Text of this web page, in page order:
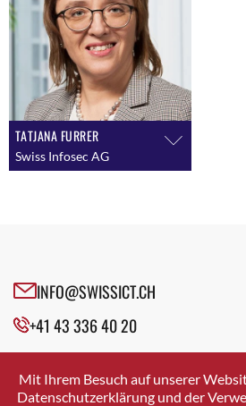
TATJANA FURRER
Swiss Infosec AG
INFO@SWISSICT.CH
+41 43 336 40 20
SWISSICT
VULKANSTRASSE 120
8048 ZURICH
Mit Ihrem Besuch auf unserer
Datenschutzerklärung und der